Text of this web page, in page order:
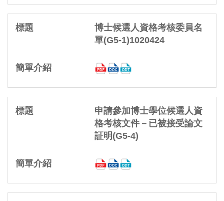
博士候選人資格考核委員名
單(G5-1)1020424
申請參加博士學位候選人資
格考核文件－已被接受論文
証明(G5-4)